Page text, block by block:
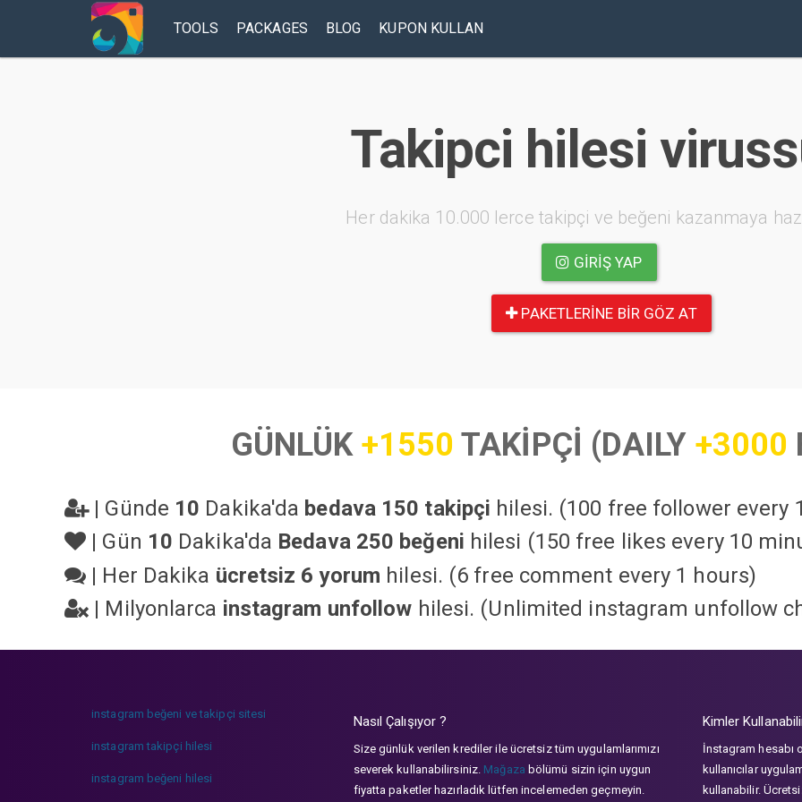
TOOLS PACKAGES BLOG KUPON KULLAN
Takipci hilesi
Her dakika 10.000 lerce takipçi ve beğeni kazanmaya
GIRIŞ YAP
PAKETLERINE BIR GÖZ AT
GÜNLÜK +1550 TAKİPÇİ (DAILY +3000
| Günde 10 Dakika'da bedava 150 takipçi hilesi. (100 free follower every
| Gün 10 Dakika'da Bedava 250 beğeni hilesi (150 free likes every 10
| Her Dakika ücretsiz 6 yorum hilesi. (6 free comment every 1 hours)
| Milyonlarca instagram unfollow hilesi. (Unlimited instagram unfollow
instagram beğeni ve takipçi sitesi
instagram takipçi hilesi
instagram beğeni hilesi
Nasıl Çalışıyor ?
Size günlük verilen krediler ile ücretsiz tüm uygulamlarımızı
severek kullanabilirsiniz. Mağaza bölümü sizin için uygun
fiyatta paketler hazırladık lütfen incelemeden geçmeyin.
Kimler
İnstagram hesabı
kullanıcılar
kullanabilir.